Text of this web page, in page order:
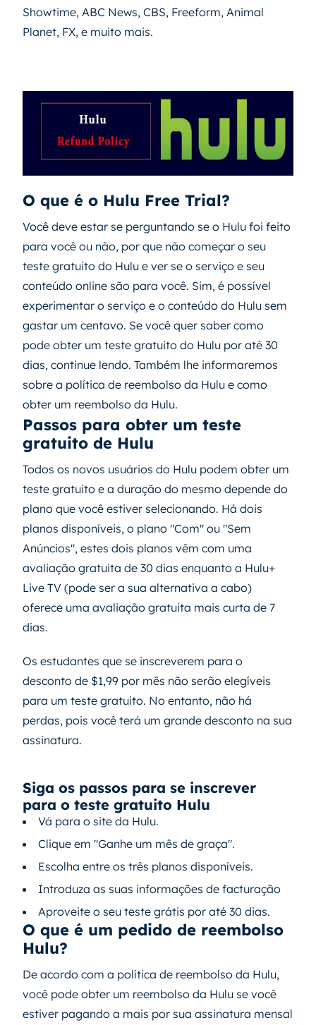
Showtime, ABC News, CBS, Freeform, Animal
Planet, FX, e muito mais.
O que é o Hulu Free Trial?
Você deve estar se perguntando se o Hulu foi feito
para você ou não, por que não começar o seu
teste gratuito do Hulu e ver se o serviço e seu
conteúdo online são para você. Sim, é possível
experimentar o serviço e o conteúdo do Hulu sem
gastar um centavo. Se você quer saber como
pode obter um teste gratuito do Hulu por até 30
dias, continue lendo. Também lhe informaremos
sobre a política de reembolso da Hulu e como
obter um reembolso da Hulu.
Passos para obter um teste
gratuito de Hulu
Todos os novos usuários do Hulu podem obter um
teste gratuito e a duração do mesmo depende do
plano que você estiver selecionando. Há dois
planos disponíveis, o plano "Com" ou "Sem
Anúncios", estes dois planos vêm com uma
avaliação gratuita de 30 dias enquanto a Hulu+
Live TV (pode ser a sua alternativa a cabo)
oferece uma avaliação gratuita mais curta de 7
dias.
Os estudantes que se inscreverem para o
desconto de $1,99 por mês não serão elegíveis
para um teste gratuito. No entanto, não há
perdas, pois você terá um grande desconto na sua
assinatura.
Siga os passos para se inscrever
para o teste gratuito Hulu
Vá para o site da Hulu.
Clique em "Ganhe um mês de graça".
Escolha entre os três planos disponíveis.
Introduza as suas informações de facturação
Aproveite o seu teste grátis por até 30 dias.
O que é um pedido de reembolso
Hulu?
De acordo com a política de reembolso da Hulu,
você pode obter um reembolso da Hulu se você
estiver pagando a mais por sua assinatura mensal